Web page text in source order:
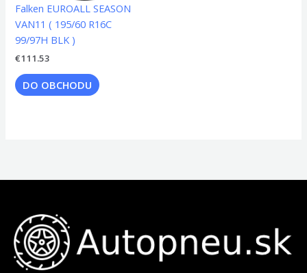
Falken EUROALL SEASON
VAN11 ( 195/60 R16C
99/97H BLK )
€111.53
DO OBCHODU